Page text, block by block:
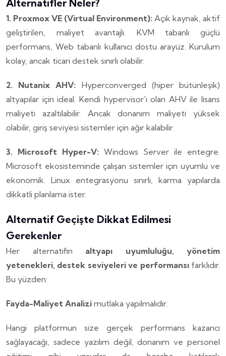
Alternatifler Neler?
1. Proxmox VE (Virtual Environment): Açık kaynak, aktif
geliştirilen, maliyet avantajlı. KVM tabanlı güçlü
performans, Web tabanlı kullanıcı dostu arayüz. Kurulum
kolay, ancak ticari destek sınırlı olabilir.
2. Nutanix AHV: Hyperconverged (hiper bütünleşik)
altyapılar için ideal. Kendi hypervisor'ı olan AHV ile lisans
maliyeti azaltılabilir. Ancak donanım maliyeti yüksek
olabilir, giriş seviyesi sistemler için ağır kalabilir.
3. Microsoft Hyper-V: Windows Server ile entegre.
Microsoft ekosisteminde çalışan sistemler için uyumlu ve
ekonomik. Linux entegrasyonu sınırlı, karma yapılarda
dikkatli planlama ister.
Alternatif Geçişte Dikkat Edilmesi
Gerekenler
Her alternatifin altyapı uyumluluğu, yönetim
yetenekleri, destek seviyeleri ve performansıfarklıdır.
Bu yüzden:
Fayda-Maliyet Analizi mutlaka yapılmalıdır.
Hangi platformun size gerçek performans kazancı
sağlayacağı, sadece yazılım değil, donanım ve personel